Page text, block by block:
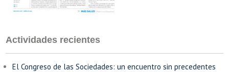
Actividades recientes
El Congreso de las Sociedades: un encuentro sin precedentes